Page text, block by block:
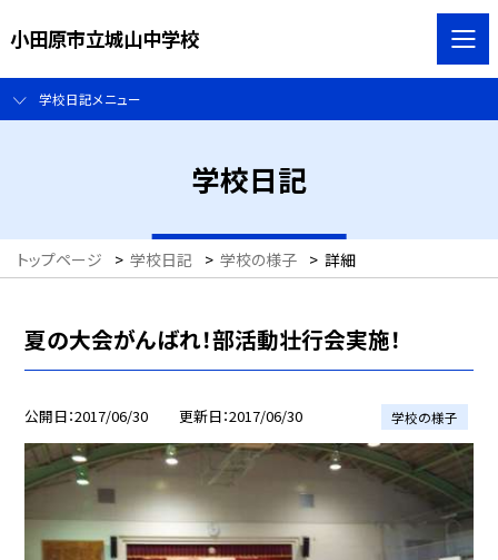
小田原市立城山中学校
学校日記メニュー
学校日記
トップページ > 学校日記 > 学校の様子 > 詳細
夏の大会がんばれ！部活動壮行会実施！
公開日 2017/06/30 更新日 2017/06/30 学校の様子